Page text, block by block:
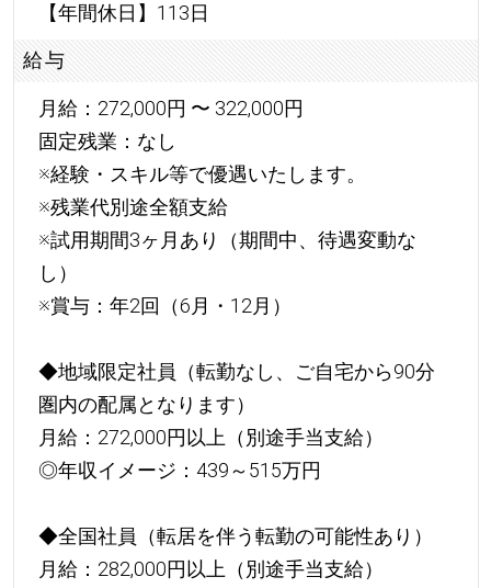
【年間休日】113日
給与
月給：272,000円 〜 322,000円
固定残業：なし
※経験・スキル等で優遇いたします。
※残業代別途全額支給
※試用期間3ヶ月あり（期間中、待遇変動な
し）
※賞与：年2回（6月・12月）
◆地域限定社員（転勤なし、ご自宅から90分
圏内の配属となります）
月給：272,000円以上（別途手当支給）
◎年収イメージ：439～515万円
◆全国社員（転居を伴う転勤の可能性あり）
月給：282,000円以上（別途手当支給）